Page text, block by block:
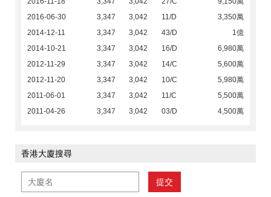
2016-06-30
3,347 3,042 11/D
3,350萬
2014-12-11
3,347 3,042 43/D
1億
2014-10-21
3,347 3,042 16/D
6,980萬
2012-11-29
3,347 3,042 14/C
5,600萬
2012-11-20
3,347 3,042 10/C
5,980萬
2011-06-01
3,347 3,042 11/C
5,500萬
2011-04-26
3,347 3,042 03/D 4,500萬
香港大廈搜尋
提交